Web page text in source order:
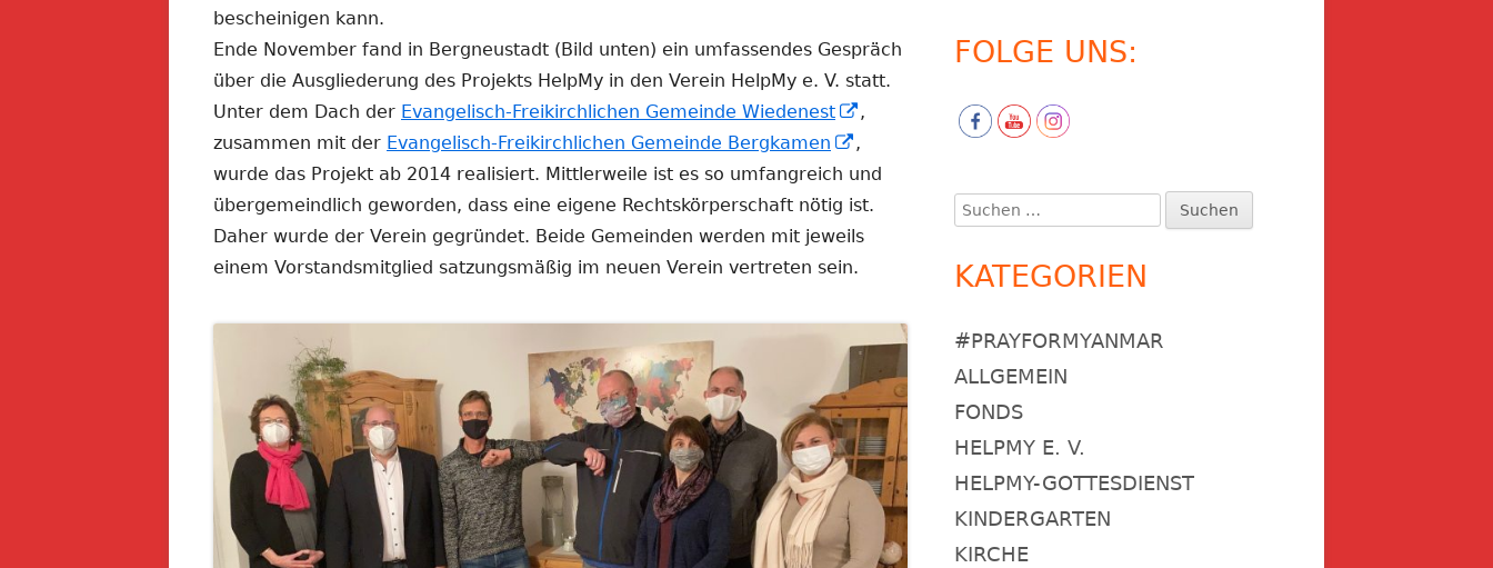
bescheinigen kann.
Ende November fand in Bergneustadt (Bild unten) ein umfassendes Gespräch
über die Ausgliederung des Projekts HelpMy in den Verein HelpMy e. V. statt.
Unter dem Dach der Evangelisch-Freikirchlichen Gemeinde Wiedenest
In
neuem
Fenster
öffnen
,
zusammen mit der Evangelisch-Freikirchlichen Gemeinde Bergkamen
In
neuem
Fenster
öffnen
,
wurde das Projekt ab 2014 realisiert. Mittlerweile ist es so umfangreich und
übergemeindlich geworden, dass eine eigene Rechtskörperschaft nötig ist.
Daher wurde der Verein gegründet. Beide Gemeinden werden mit jeweils
einem Vorstandsmitglied satzungsmäßig im neuen Verein vertreten sein.
FOLGE UNS:
Suchen
nach:
KATEGORIEN
#PRAYFORMYANMAR
ALLGEMEIN
FONDS
HELPMY E. V.
HELPMY-GOTTESDIENST
KINDERGARTEN
KIRCHE